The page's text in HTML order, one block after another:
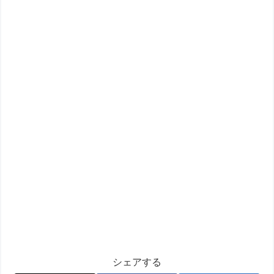
シェアする